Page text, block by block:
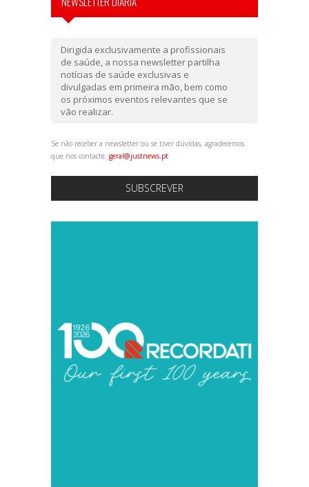
Dirigida exclusivamente a profissionais
de saúde, a nossa newsletter partilha
notícias de saúde exclusivas e
divulgadas em primeira mão, bem como
os próximos eventos relevantes que se
vão realizar.
Se não receber a newsletter ou se tiver dúvidas, agradecemos
que nos contacte: geral@justnews.pt
SUBSCREVER